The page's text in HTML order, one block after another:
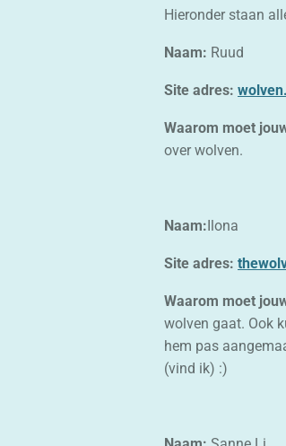
Hieronder staan
Naam: Ruud
Site adres:
Waarom moet
over wolven.
Naam:Ilona
Site adres:
Waarom moet
wolven gaat. Ook
hem pas
(vind ik) :)